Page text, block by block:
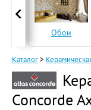
Обои
Каталог>
Concorde